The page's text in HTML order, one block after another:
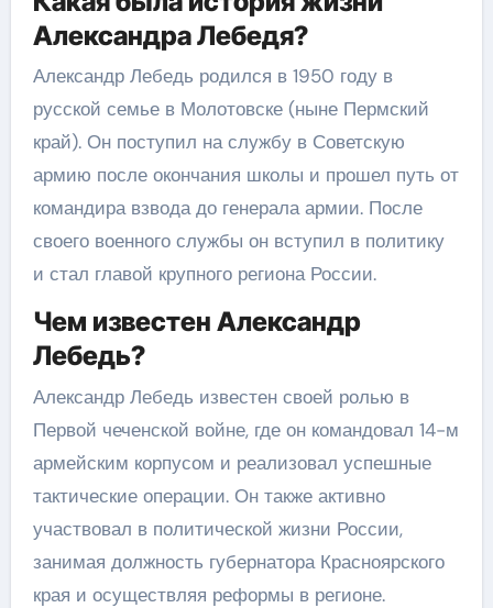
Александра Лебедя?
Александр Лебедь родился в 1950 году в
русской семье в Молотовске (ныне Пермский
край). Он поступил на службу в Советскую
армию после окончания школы и прошел путь от
командира взвода до генерала армии. После
своего военного службы он вступил в политику
и стал главой крупного региона России.
Чем известен Александр
Лебедь?
Александр Лебедь известен своей ролью в
Первой чеченской войне, где он командовал 14-м
армейским корпусом и реализовал успешные
тактические операции. Он также активно
участвовал в политической жизни России,
занимая должность губернатора Красноярского
края и осуществляя реформы в регионе.